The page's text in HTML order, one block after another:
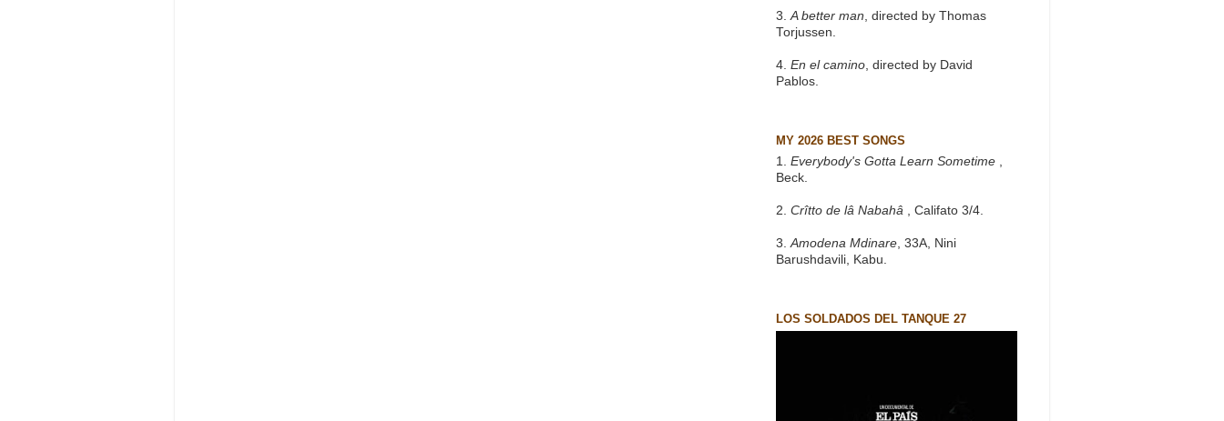
3.A better man, directed by Thomas
Torjussen.
4. En el camino, directed by David
Pablos.
MY 2026 BEST SONGS
1. Everybody's Gotta Learn Sometime
Beck.
2. Crîtto de lâ Nabahâ , Califato 3/4.
3. Amodena Mdinare , 33A, Nini
Barushdavili, Kabu.
LOS SOLDADOS DEL TANQUE 27